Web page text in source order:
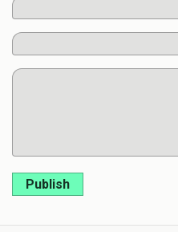
Publish